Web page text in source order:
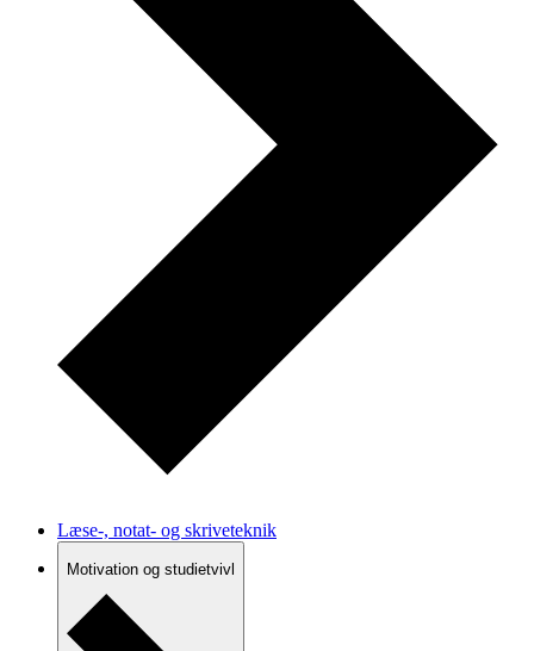
Læse-, notat- og skriveteknik
Motivation og studietvivl